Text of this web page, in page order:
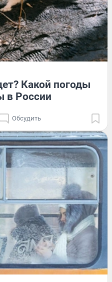
Какой погоды
в России
Обсудить